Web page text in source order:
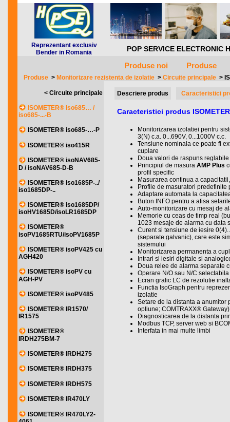
Reprezentant exclusiv
Bender in Romania
POP SERVICE
Produse noi Produse
Produse > Monitorizare rezistenta de izolatie > Circuite principale >
< Circuite principale
ISOMETER® iso685… /
iso685-...-B
ISOMETER® iso685-…-P
ISOMETER® iso415R
ISOMETER® isoNAV685-
D / isoNAV685-D-B
ISOMETER® iso1685P-../
iso1685DP-..
ISOMETER® iso1685DP/
isoHV1685D/isoLR1685DP
ISOMETER®
isoPV1685RTU/isoPV1685P
ISOMETER® isoPV425 cu
AGH420
ISOMETER® isoPV cu
AGH-PV
ISOMETER® isoPV485
ISOMETER® IR1570/
IR1575
ISOMETER®
IRDH275BM-7
ISOMETER® IRDH275
ISOMETER® IRDH375
ISOMETER® IRDH575
ISOMETER® IR470LY
ISOMETER® IR470LY2-
Descriere produs Caracteristici
Caracteristici produs
Monitorizarea izolatiei pentru
3(N) c.a. 0...690V, 0...1000V c.c.
Tensiune nominala ce poate fi
cuplare
Doua valori de raspuns
Principiul de masura AMP Plus
profil specific
Masurarea continua a
Profile de masuratori
Adaptare automata la
Buton INFO pentru a afisa
Auto-monitorizare cu mesaj de
Memorie cu ceas de timp real
1023 mesaje de alarma cu data
Curent si tensiune de iesire
(separate galvanic), care este
sistemului
Monitorizarea permanenta a
Intrari si iesiri digitale si
Doua relee de alarma separate
Operare N/O sau N/C selectabila
Ecran grafic LC de rezolutie
Functia IsoGraph pentru
izolatie
Setare de la distanta a anumitor
optiune; COMTRAXX® Gateway)
Diagnosticarea de la distanta
Modbus TCP, server web si
Interfata in mai multe limbi